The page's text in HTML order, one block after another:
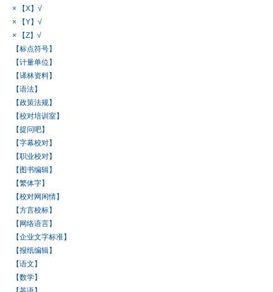
× 【X】√
× 【Y】√
× 【Z】√
【标点符号】
【计量单位】
【译林资料】
【语法】
【政策法规】
【校对培训室】
【提问吧】
【字幕校对】
【职业校对】
【图书编辑】
【繁体字】
【校对网闲情】
【方言校标】
【网络语言】
【企业文字标准】
【报纸编辑】
【语文】
【数学】